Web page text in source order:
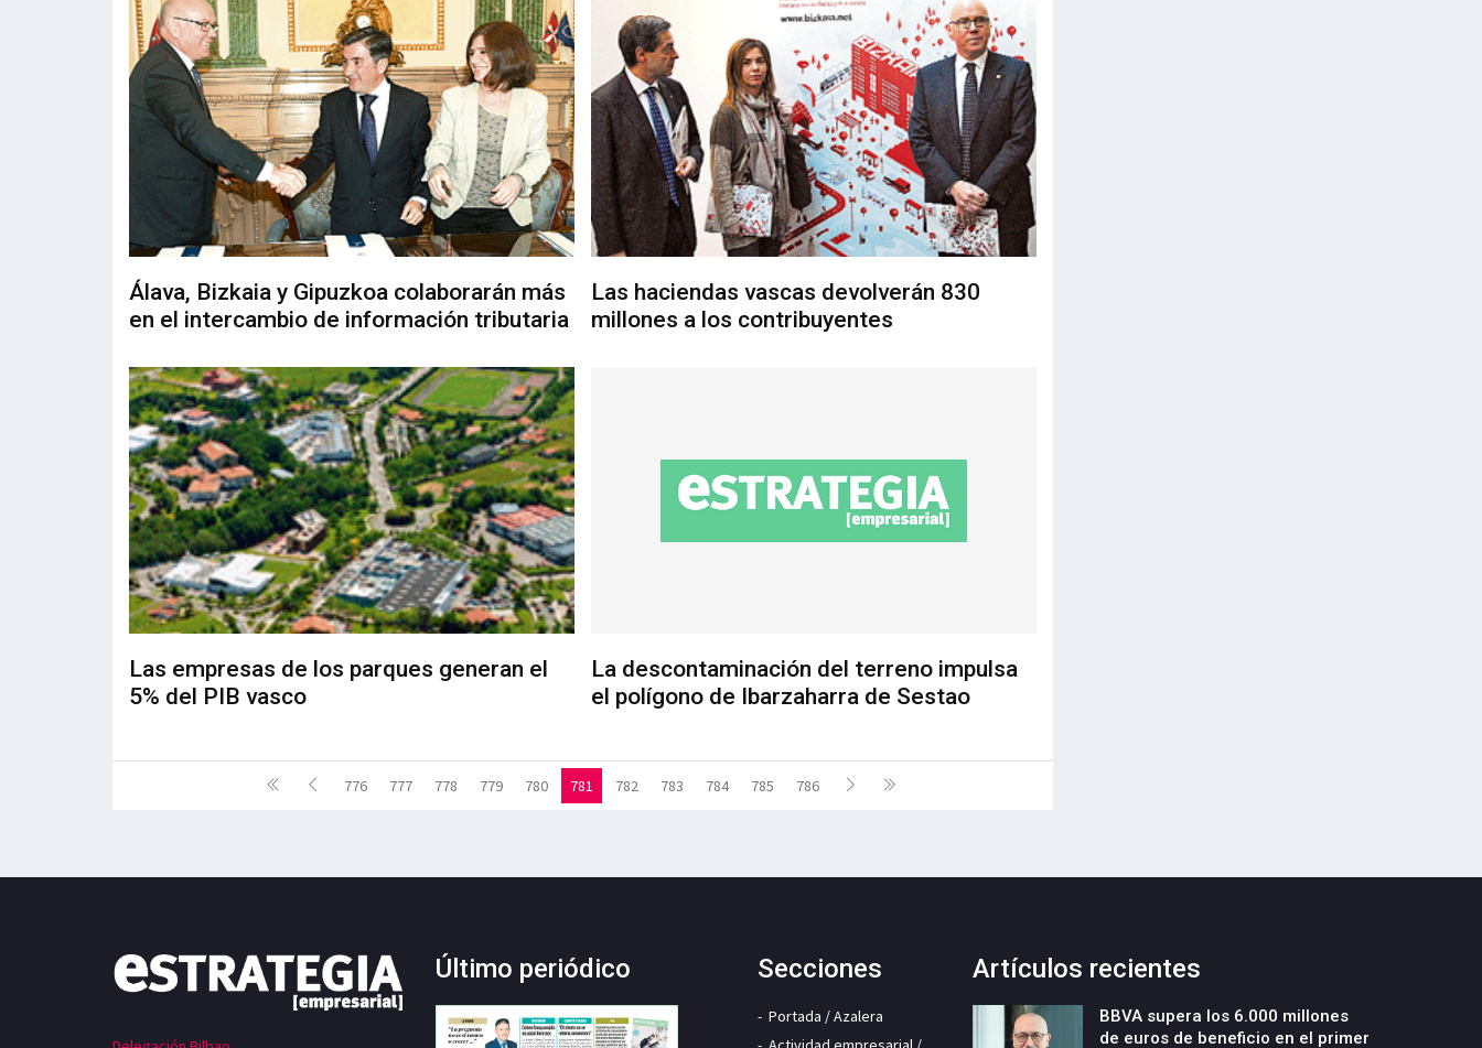
Álava, Bizkaia y Gipuzkoa colaborarán más
en el intercambio de información tributaria
Las haciendas vascas devolverán 830
millones a los contribuyentes
Las empresas de los parques generan el
5% del PIB vasco
La descontaminación del terreno impulsa
el polígono de Ibarzaharra de Sestao
776 777 778 779 780 781 782 783 784 785 786
Último periódico Secciones
Portada / Azalera
Artículos recientes
BBVA supera los 6.000 millones
de euros de beneficio en el primer